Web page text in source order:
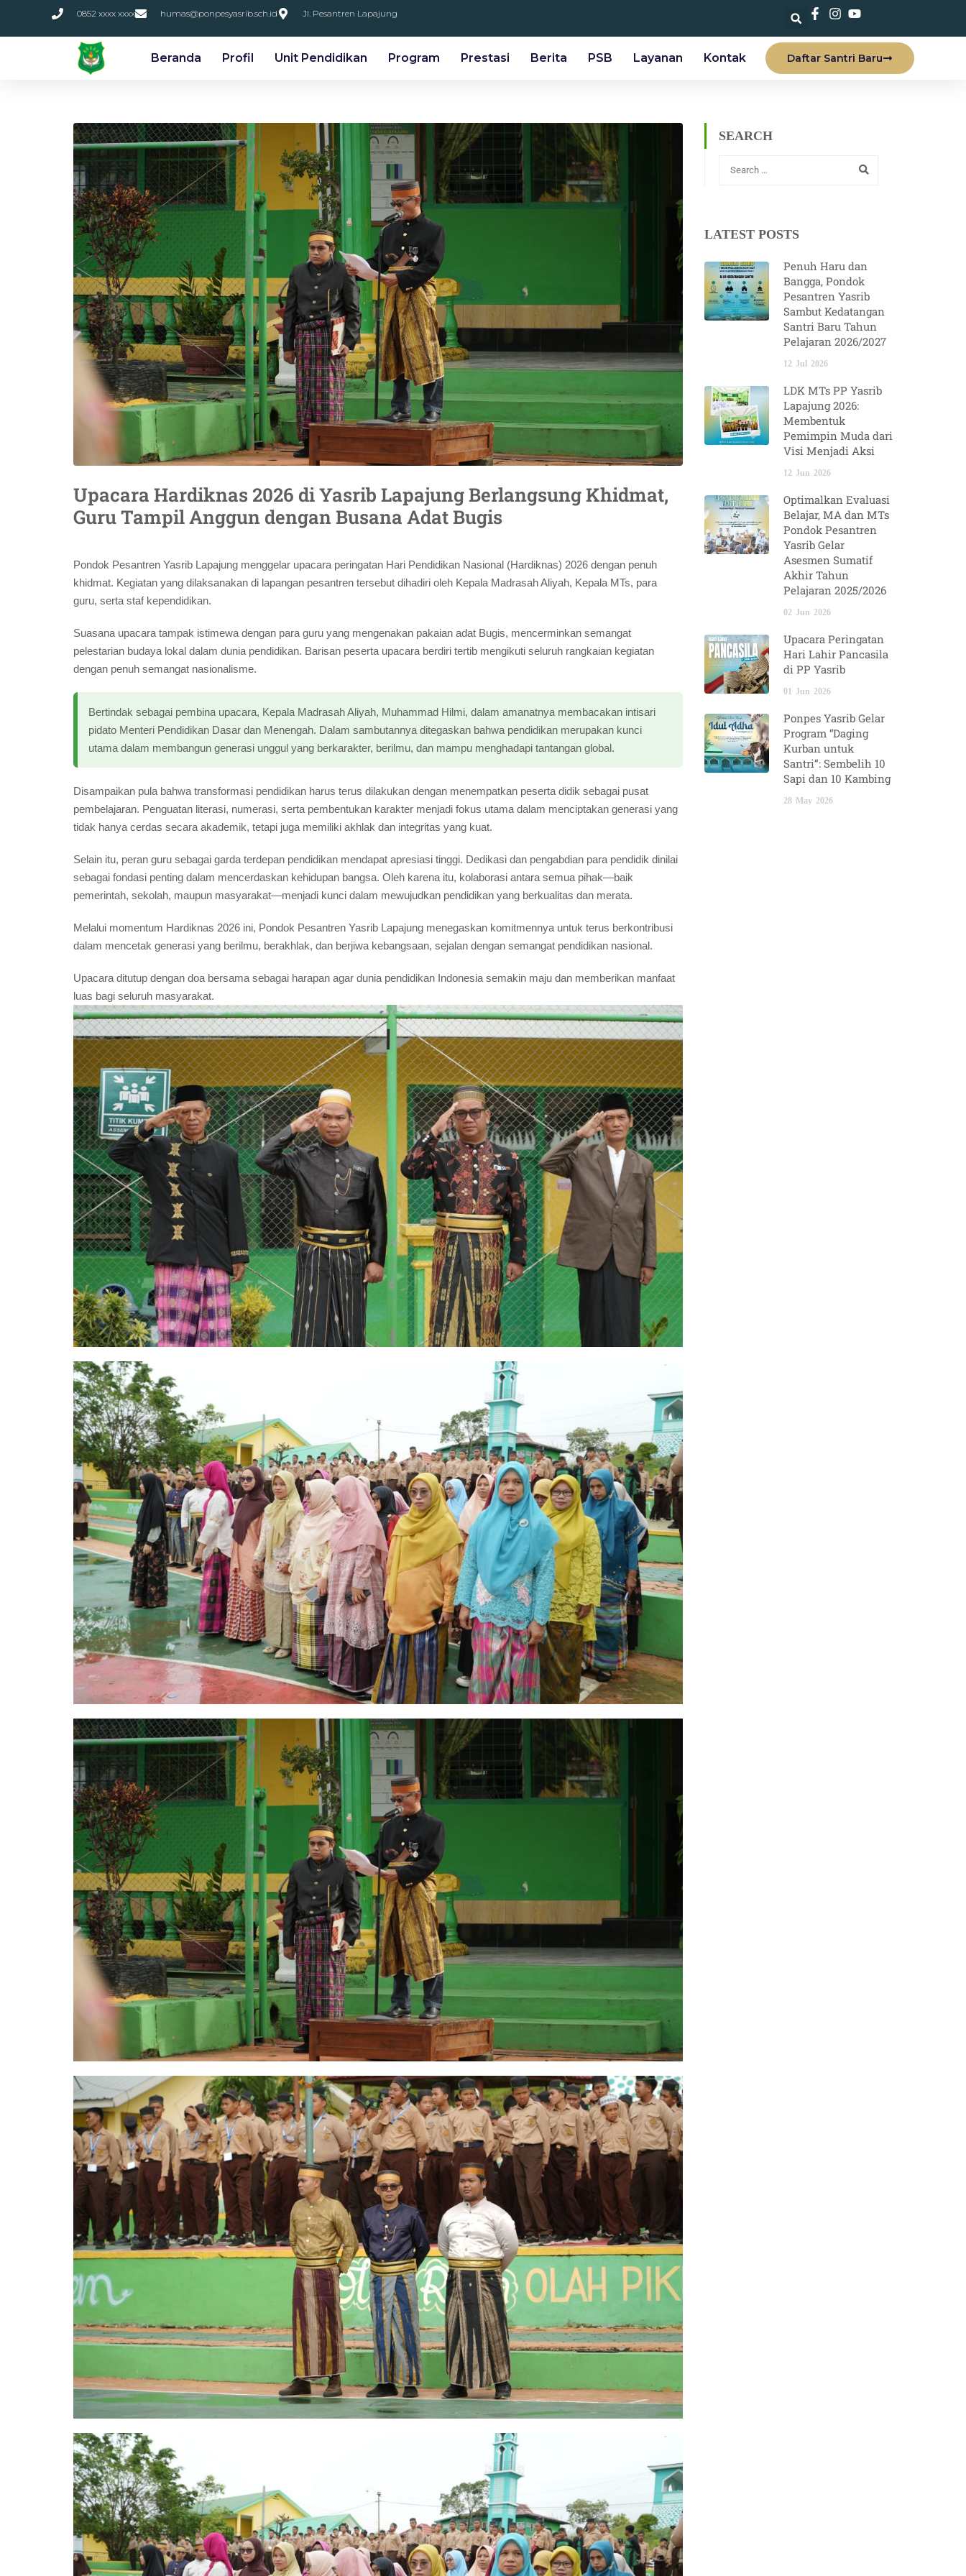
0852 xxxx xxxx humas@ponpesyasrib.sch.id Jl. Pesantren Lapajung
Beranda Profil Unit Pendidikan Program Prestasi Berita PSB Layanan Kontak Daftar Santri Baru
Upacara Hardiknas 2026 di Yasrib Lapajung Berlangsung Khidmat,
Guru Tampil Anggun dengan Busana Adat Bugis
Pondok Pesantren Yasrib Lapajung menggelar upacara peringatan Hari Pendidikan Nasional (Hardiknas) 2026 dengan penuh
khidmat. Kegiatan yang dilaksanakan di lapangan pesantren tersebut dihadiri oleh Kepala Madrasah Aliyah, Kepala MTs, para
guru, serta staf kependidikan.
Suasana upacara tampak istimewa dengan para guru yang mengenakan pakaian adat Bugis, mencerminkan semangat
pelestarian budaya lokal dalam dunia pendidikan. Barisan peserta upacara berdiri tertib mengikuti seluruh rangkaian kegiatan
dengan penuh semangat nasionalisme.
Bertindak sebagai pembina upacara, Kepala Madrasah Aliyah, Muhammad Hilmi, dalam amanatnya membacakan intisari
pidato Menteri Pendidikan Dasar dan Menengah. Dalam sambutannya ditegaskan bahwa pendidikan merupakan kunci
utama dalam membangun generasi unggul yang berkarakter, berilmu, dan mampu menghadapi tantangan global.
Disampaikan pula bahwa transformasi pendidikan harus terus dilakukan dengan menempatkan peserta didik sebagai pusat
pembelajaran. Penguatan literasi, numerasi, serta pembentukan karakter menjadi fokus utama dalam menciptakan generasi yang
tidak hanya cerdas secara akademik, tetapi juga memiliki akhlak dan integritas yang kuat.
Selain itu, peran guru sebagai garda terdepan pendidikan mendapat apresiasi tinggi. Dedikasi dan pengabdian para pendidik dinilai
sebagai fondasi penting dalam mencerdaskan kehidupan bangsa. Oleh karena itu, kolaborasi antara semua pihak—baik
pemerintah, sekolah, maupun masyarakat—menjadi kunci dalam mewujudkan pendidikan yang berkualitas dan merata.
Melalui momentum Hardiknas 2026 ini, Pondok Pesantren Yasrib Lapajung menegaskan komitmennya untuk terus berkontribusi
dalam mencetak generasi yang berilmu, berakhlak, dan berjiwa kebangsaan, sejalan dengan semangat pendidikan nasional.
Upacara ditutup dengan doa bersama sebagai harapan agar dunia pendidikan Indonesia semakin maju dan memberikan manfaat
luas bagi seluruh masyarakat.
SEARCH
LATEST POSTS
Penuh Haru dan
Bangga, Pondok
Pesantren Yasrib
Sambut Kedatangan
Santri Baru Tahun
Pelajaran 2026/2027
12 Jul 2026
LDK MTs PP Yasrib
Lapajung 2026:
Membentuk
Pemimpin Muda dari
Visi Menjadi Aksi
12 Jun 2026
Optimalkan Evaluasi
Belajar, MA dan MTs
Pondok Pesantren
Yasrib Gelar
Asesmen Sumatif
Akhir Tahun
Pelajaran 2025/2026
02 Jun 2026
Upacara Peringatan
Hari Lahir Pancasila
di PP Yasrib
01 Jun 2026
Ponpes Yasrib Gelar
Program “Daging
Kurban untuk
Santri”: Sembelih 10
Sapi dan 10 Kambing
28 May 2026